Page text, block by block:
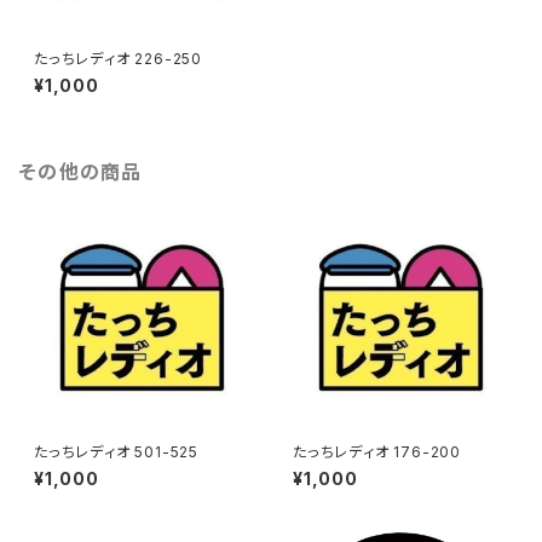
たっちレディオ 226-250
¥1,000
その他の商品
たっちレディオ 501-525
¥1,000
たっちレディオ 176-200
¥1,000